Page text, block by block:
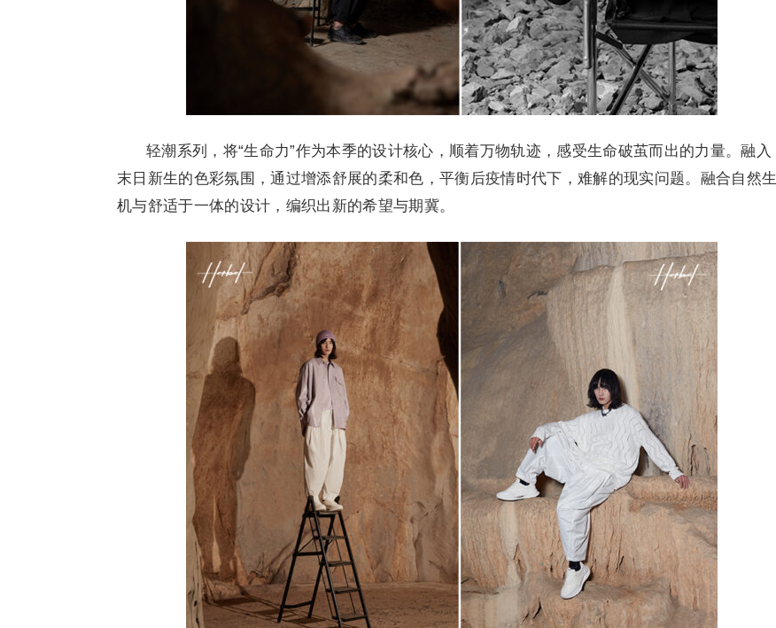
轻潮系列，将“生命力”作为本季的设计核心，顺着万物轨迹，感受生命破茧而出的力量。融入
末日新生的色彩氛围，通过增添舒展的柔和色，平衡后疫情时代下，难解的现实问题。融合自然生
机与舒适于一体的设计，编织出新的希望与期冀。